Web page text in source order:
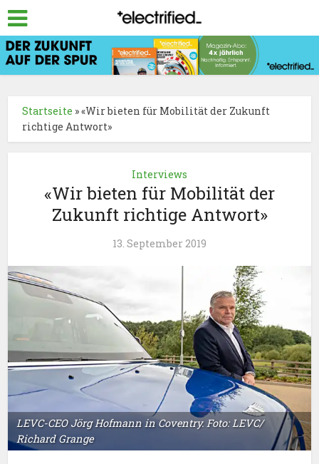
Startseite »«Wir bieten für Mobilität der Zukunft
richtige Antwort»
Interviews
«Wir bieten für Mobilität der
Zukunft richtige Antwort»
13. September 2019
LEVC-CEO Jörg Hofmann in Coventry. Foto: LEVC/
Richard Grange